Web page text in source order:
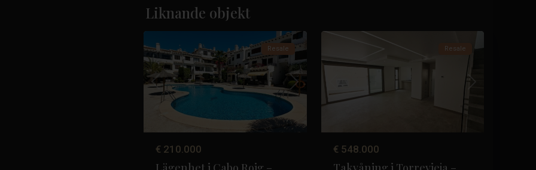
Liknande objekt
Orihuela
Costa
Tidigare Nästa
Resale
€ 210.000
Tidigare
Resale
€ 548.000